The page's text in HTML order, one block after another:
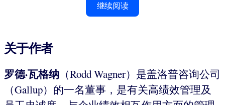
继续阅读
关于作者
罗德·瓦格纳 （Rodd Wagner）是盖洛普咨询公司
（Gallup）的一名董事，是有关高绩效管理及